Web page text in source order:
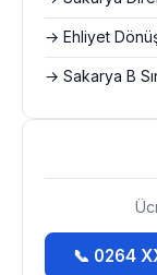
→ Ehliyet
→ Sakarya B
📞 0264